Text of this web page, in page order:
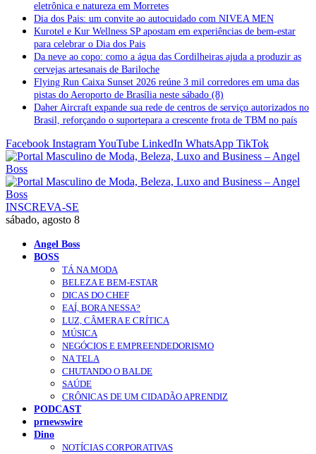
eletrônica e natureza em Morretes
Dia dos Pais: um convite ao autocuidado com NIVEA MEN
Kurotel e Kur Wellness SP apostam em experiências de bem-estar
para celebrar o Dia dos Pais
Da neve ao copo: como a água das Cordilheiras ajuda a produzir as
cervejas artesanais de Bariloche
Flying Run Caixa Sunset 2026 reúne 3 mil corredores em uma das
pistas do Aeroporto de Brasília neste sábado (8)
Daher Aircraft expande sua rede de centros de serviço autorizados no
Brasil, reforçando o suportepara a crescente frota de TBM no país
Facebook InstagramYouTube LinkedIn WhatsApp TikTok
INSCREVA-SE
sábado, agosto 8
Angel Boss
BOSS
TÁ NA MODA
BELEZA E BEM-ESTAR
DICAS DO CHEF
EAÍ, BORA NESSA?
LUZ, CÂMERA E CRÍTICA
MÚSICA
NEGÓCIOS E EMPREENDEDORISMO
NA TELA
CHUTANDO O BALDE
SAÚDE
CRÔNICAS DE UM CIDADÃO APRENDIZ
PODCAST
prnewswire
Dino
NOTÍCIAS CORPORATIVAS